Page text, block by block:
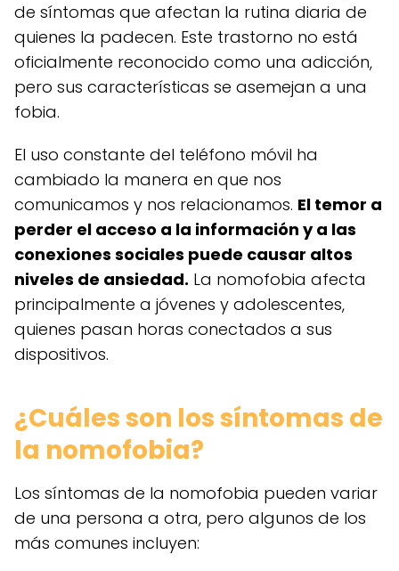
de síntomas que afectan la rutina diaria de
quienes la padecen. Este trastorno no está
oficialmente reconocido como una adicción,
pero sus características se asemejan a una
fobia.
El uso constante del teléfono móvil ha
cambiado la manera en que nos
comunicamos y nos relacionamos. El temor a
perder el acceso a la información y a las
conexiones sociales puede causar altos
niveles de ansiedad. La nomofobia afecta
principalmente a jóvenes y adolescentes,
quienes pasan horas conectados a sus
dispositivos.
¿Cuáles son los síntomas de
la nomofobia?
Los síntomas de la nomofobia pueden variar
de una persona a otra, pero algunos de los
más comunes incluyen: